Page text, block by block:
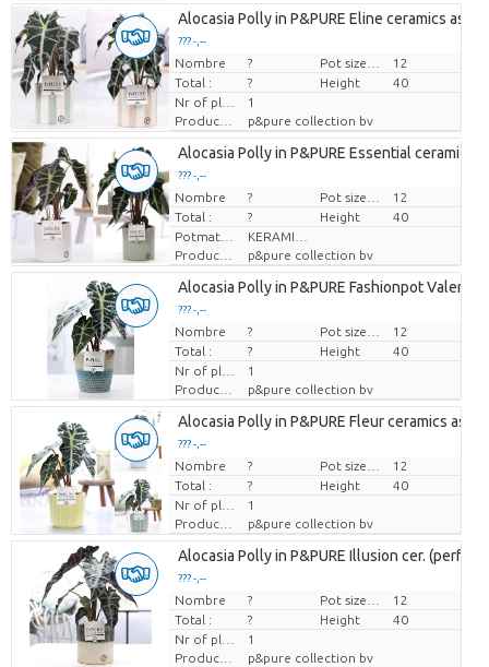
Alocasia Polly in P&PURE Eline ceramics ass. 3
??? -,--
Prix par pièce
Nombre ?
12
Total :
? Height
40
1
Producteur
p&pure collection bv
Alocasia Polly in P&PURE Essential ceramics
??? -,--
Prix par pièce
Nombre ?
12
Total :
? Height
40
Potmateriaal
Producteur
p&pure collection bv
Alocasia Polly in P&PURE Fashionpot Valerie
??? -,--
Prix par pièce
Nombre ?
12
Total :
? Height
40
1
Producteur
p&pure collection bv
Alocasia Polly in P&PURE Fleur ceramics ass. 3
??? -,--
Prix par pièce
Nombre ?
12
Total :
? Height
40
1
Producteur
p&pure collection bv
Alocasia Polly in P&PURE Illusion cer.
??? -,--
Prix par pièce
Nombre ?
12
Total :
? Height
40
1
Producteur
p&pure collection bv